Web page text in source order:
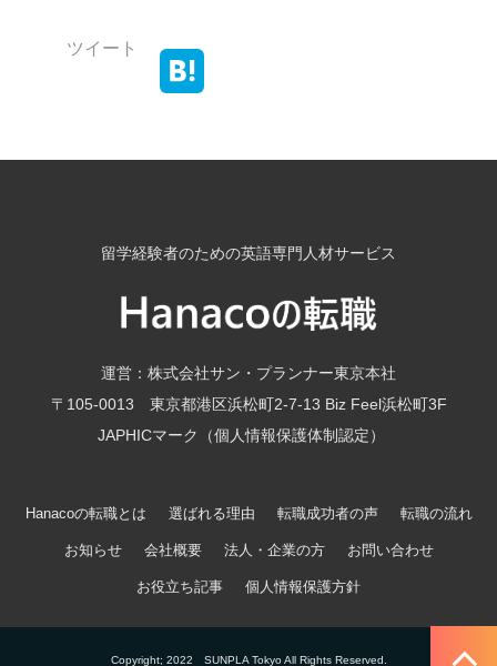
ツイート
留学経験者のための英語専門人材サービス
運営：株式会社サン・プランナー東京本社
〒105-0013 東京都港区浜松町2-7-13 Biz Feel浜松町3F
JAPHICマーク（個人情報保護体制認定）
Hanacoの転職とは 選ばれる理由 転職成功者の声 転職の流れ
お知らせ 会社概要 法人・企業の方 お問い合わせ
お役立ち記事 個人情報保護方針
Copyright; 2022　SUNPLA Tokyo All Rights Reserved.